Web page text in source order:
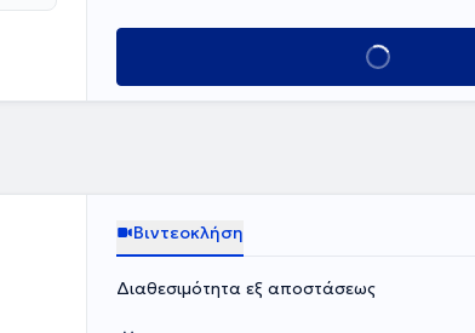
Κλείσε ραντεβού
Βιντεοκλήση
Διαθεσιμότητα εξ αποστάσεως